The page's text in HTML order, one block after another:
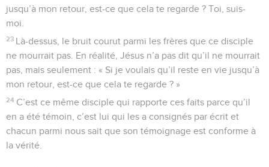
jusqu’à mon retour, est-ce que cela te regarde ? Toi, suis-
moi.
23 Là-dessus, le bruit courut parmi les frères que ce disciple
ne mourrait pas. En réalité, Jésus n’a pas dit qu’il ne mourrait
pas, mais seulement : « Si je voulais qu’il reste en vie jusqu’à
mon retour, est-ce que cela te regarde ? »
24 C’est ce même disciple qui rapporte ces faits parce qu’il
en a été témoin, c’est lui qui les a consignés par écrit et
chacun parmi nous sait que son témoignage est conforme à
la vérité.